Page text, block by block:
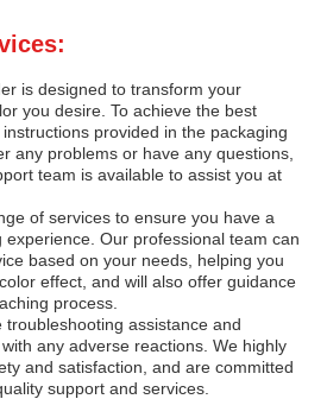
is designed to transform your
you desire. To achieve the best
provided in the packaging
any problems or have any questions,
team is available to assist you at
of services to ensure you have a
Our professional team can
based on your needs, helping you
effect, and will also offer guidance
process.
assistance and
any adverse reactions. We highly
and satisfaction, and are committed
support and services.